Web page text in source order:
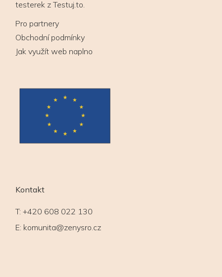
testerek z Testuj.to.
Pro partnery
Obchodní podmínky
Jak využít web naplno
Kontakt
T: +420 608 022 130
E: komunita@zenysro.cz